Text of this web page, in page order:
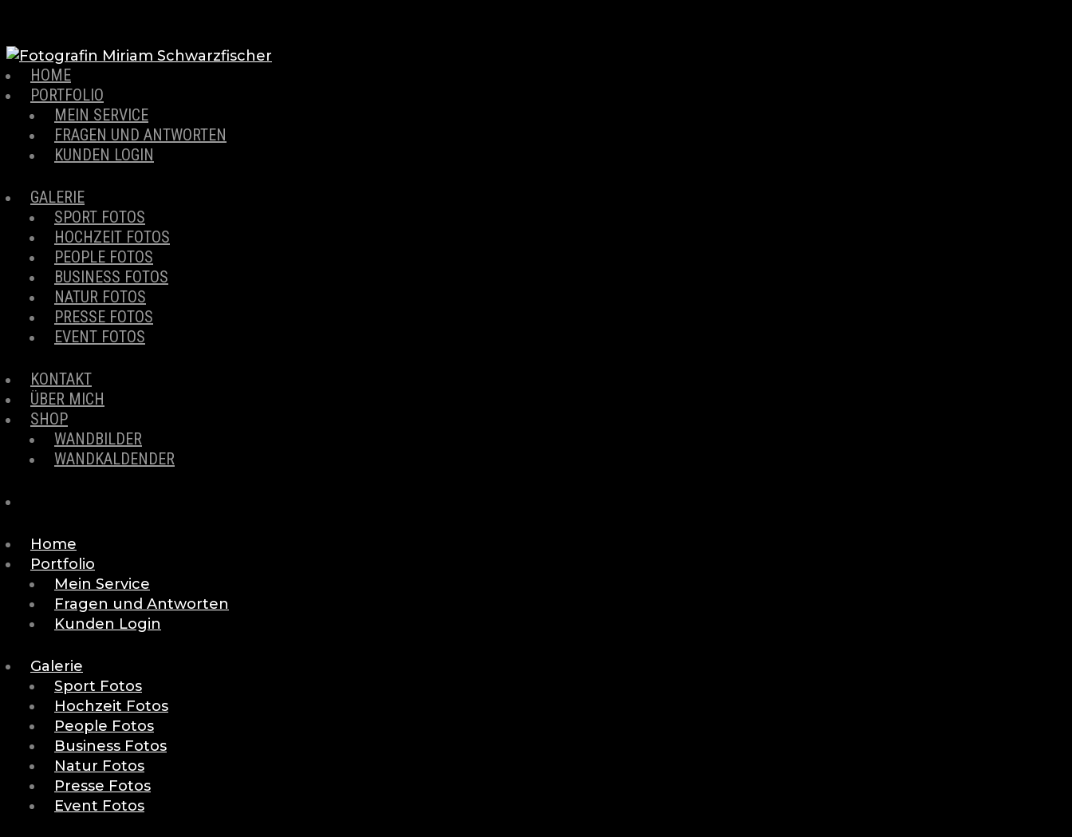
HOME
PORTFOLIO
MEIN SERVICE
FRAGEN UND ANTWORTEN
KUNDEN LOGIN
GALERIE
SPORT FOTOS
HOCHZEIT FOTOS
PEOPLE FOTOS
BUSINESS FOTOS
NATUR FOTOS
PRESSE FOTOS
EVENT FOTOS
KONTAKT
ÜBER MICH
SHOP
WANDBILDER
WANDKALDENDER
Home
Portfolio
Mein Service
Fragen und Antworten
Kunden Login
Galerie
Sport Fotos
Hochzeit Fotos
People Fotos
Business Fotos
Natur Fotos
Presse Fotos
Event Fotos